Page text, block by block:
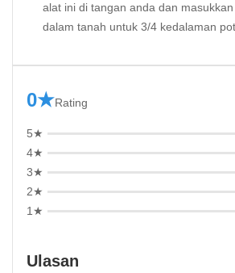
alat ini di tangan anda dan
dalam tanah untuk 3/4 kedalaman pot
0★Rating
5★
4★
3★
2★
1★
Ulasan